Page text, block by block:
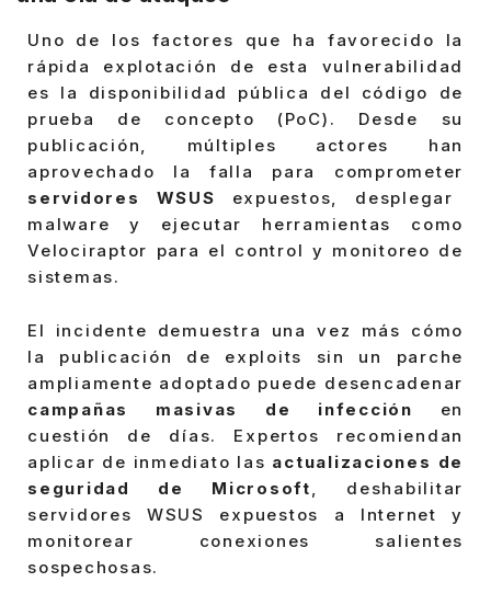
Uno de los factores que ha favorecido la
rápida explotación de esta vulnerabilidad
es la disponibilidad pública del código de
prueba de concepto (PoC). Desde su
publicación, múltiples actores han
aprovechado la falla para comprometer
servidores WSUS expuestos, desplegar
malware y ejecutar herramientas como
Velociraptor para el control y monitoreo de
sistemas.
El incidente demuestra una vez más cómo
la publicación de exploits sin un parche
ampliamente adoptado puede desencadenar
campañas masivas de infección en
cuestión de días. Expertos recomiendan
aplicar de inmediato las actualizaciones de
seguridad de Microsoft, deshabilitar
servidores WSUS expuestos a Internet y
monitorear conexiones salientes
sospechosas.